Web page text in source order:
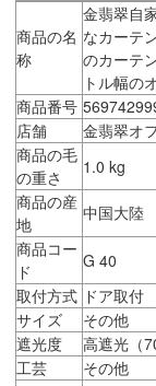
商品の名
称
金翡翠自
なカーテ
のカーテ
トル幅の
商品番号
店舗
金翡翠オ
商品の毛
の重さ
1.0 kg
商品の産
地
中国大陸
商品コー
ド
G 40
取付方式 ドア取付
サイズ
その他
遮光度
高遮光（
工芸
その他